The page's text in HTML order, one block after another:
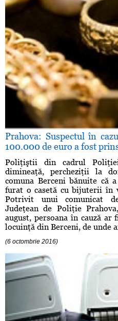
Prahova: Suspectul în
100.000 de euro a fost
Poliţiştii din cadrul
dimineaţă, percheziţii la
comuna Berceni bănuite că
furat o casetă cu bijuterii în
Potrivit unui comunicat
Judeţean de Poliţie
august, persoana în cauză
locuinţă din Berceni, de unde
(6 octombrie 2016)